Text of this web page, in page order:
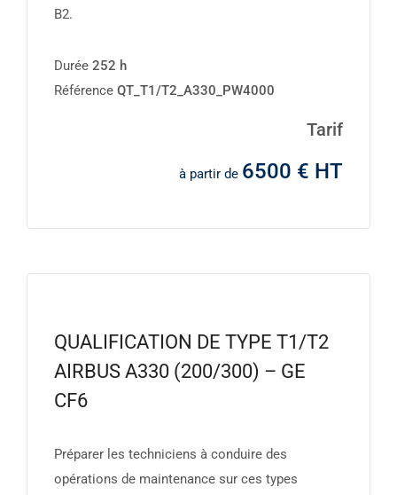
B2.
Durée 252 h
Référence QT_T1/T2_A330_PW4000
Tarif
à partir de 6500 € HT
QUALIFICATION DE TYPE T1/T2
AIRBUS A330 (200/300) – GE
CF6
Préparer les techniciens à conduire des
opérations de maintenance sur ces types